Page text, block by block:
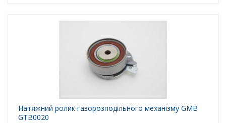
Натяжний ролик газорозподільного механізму GMB
GTB0020